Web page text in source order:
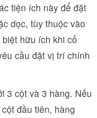
tiện ích này để đặt
dọc, tùy thuộc vào
hữu ích khi cố
cầu đặt vị trí chính
3 cột và 3 hàng. Nếu
đầu tiên, hàng